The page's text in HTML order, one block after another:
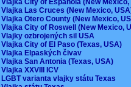
Vlajka City of Espaňola (New
Vlajka Las Cruces (New Mexico,
Vlajka Otero County (New Mexico,
Vlajka City of Roswell (New Mexico,
Vlajky ozbrojených sil USA
City of El Paso (Texas, USA)
Vlajka Elpaských čivav
San Antonia (Texas, USA)
XXVIII ICV
LGBT varianta vlajky státu Texas